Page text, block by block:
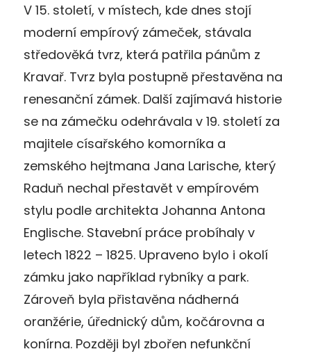
V 15. století, v místech, kde dnes stojí
moderní empírový zámeček, stávala
středověká tvrz, která patřila pánům z
Kravař. Tvrz byla postupně přestavěna na
renesanční zámek. Další zajímavá historie
se na zámečku odehrávala v 19. století za
majitele císařského komorníka a
zemského hejtmana Jana Larische, který
Raduň nechal přestavět v empírovém
stylu podle architekta Johanna Antona
Englische. Stavební práce probíhaly v
letech 1822 – 1825. Upraveno bylo i okolí
zámku jako například rybníky a park.
Zároveň byla přistavěna nádherná
oranžérie, úřednický dům, kočárovna a
konírna. Později byl zbořen nefunkční